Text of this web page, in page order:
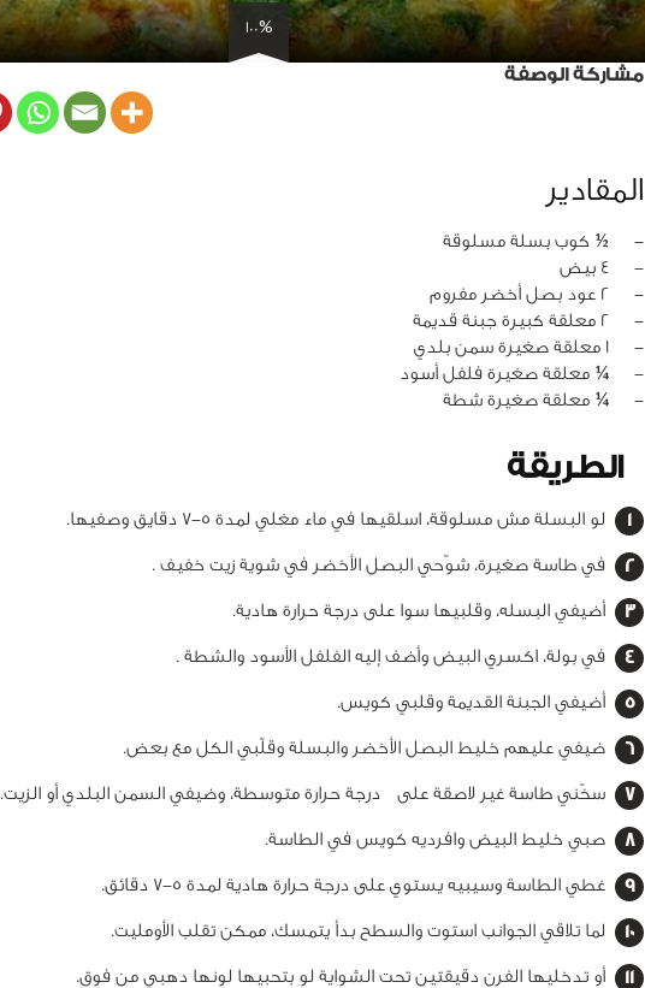
100%
مشاركة الوصفة
المقادير
‏-
½ كوب بسلة مسلوقة
‏-
4 بيض
‏-
2 عود بصل أخضر مفروم
‏-
2 معلقة كبيرة جبنة قديمة
‏-
1 معلقة صغيرة سمن بلدي
‏-
¼ معلقة صغيرة فلفل أسود
‏-
¼ معلقة صغيرة شطة
الطريقة
لو البسلة مش مسلوقة، اسلقيها في ماء مغلي لمدة 5-7 دقايق وصفيها.
في طاسة صغيرة، شوّحي البصل الأخضر في شوية زيت خفيف .
أضيفي البسله، وقلبيها سوا على درجة حرارة هادية.
في بولة، اكسري البيض وأضف إليه الفلفل الأسود والشطة .
أضيفي الجبنة القديمة وقلبي كويس.
ضيفي عليهم خليط البصل الأخضر والبسلة وقلّبي الكل مع بعض.
سخّني طاسة غير لاصقة على درجة حرارة متوسطة، وضيفي السمن البلدي أو الزيت.
صبي خليط البيض وافرديه كويس في الطاسة.
غطي الطاسة وسيبيه يستوي على درجة حرارة هادية لمدة 5-7 دقائق.
لما تلاقي الجوانب استوت والسطح بدأ يتمسك، ممكن تقلب الأومليت.
أو تدخليها الفرن دقيقتين تحت الشواية لو بتحبيها لونها دهبي من فوق.